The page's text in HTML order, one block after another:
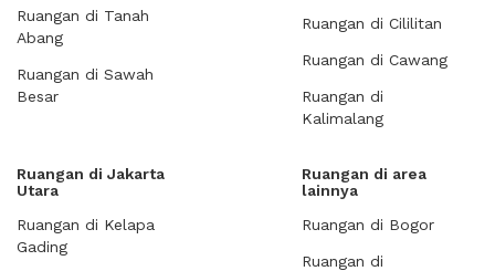
Ruangan di Tanah
Abang
Ruangan di Sawah
Besar
Ruangan di Cililitan
Ruangan di Cawang
Ruangan di
Kalimalang
Ruangan di Jakarta
Utara
Ruangan di Kelapa
Gading
Ruangan di area
lainnya
Ruangan di Bogor
Ruangan di